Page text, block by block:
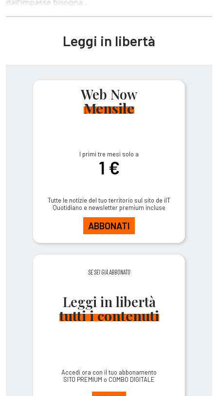
dall’impasse bisogna...
Leggi in libertà
Web Now
Mensile
I primi tre mesi solo a
1 €
Tutte le notizie del tuo territorio sul sito de ilT
Quotidiano e newsletter premium incluse
ABBONATI
SE SEI GIÀ ABBONATO
Leggi in libertà
tutti i contenuti
Accedi ora con il tuo abbonamento
SITO PREMIUM o COMBO DIGITALE